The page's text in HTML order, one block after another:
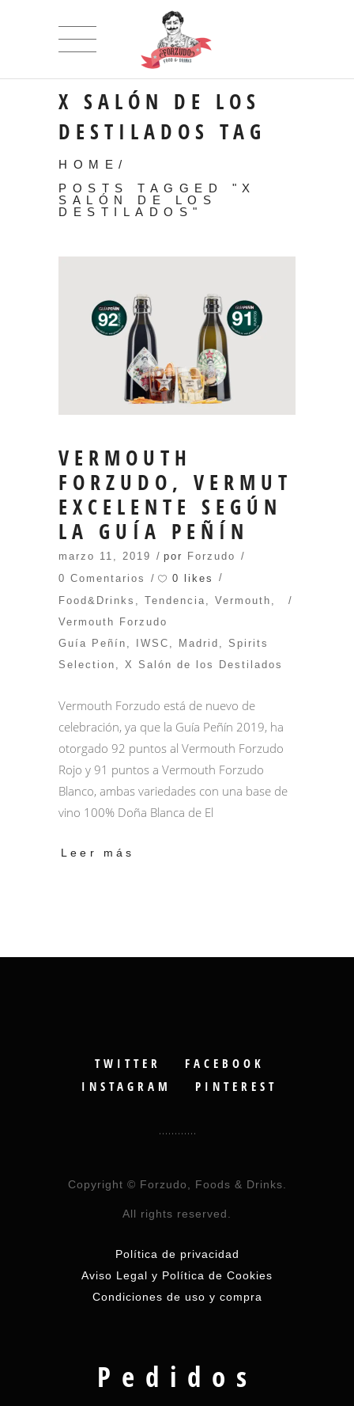
X SALÓN DE LOS
DESTILADOS TAG
HOME /
POSTS TAGGED "X
SALÓN DE LOS
DESTILADOS"
VERMOUTH
FORZUDO, VERMUT
EXCELENTE SEGÚN
LA GUÍA PEÑÍN
marzo 11, 2019 por Forzudo
0 Comentarios
0 likes
Food&Drinks
Tendencia Vermouth
Vermouth Forzudo
Guía Peñín
IWSC Madrid
Spirits
Selection
X Salón de los Destilados
Vermouth Forzudo está de nuevo de
celebración, ya que la Guía Peñín 2019, ha
otorgado 92 puntos al Vermouth Forzudo
Rojo y 91 puntos a Vermouth Forzudo
Blanco, ambas variedades con una base de
vino 100% Doña Blanca de El
Leer más
TWITTER
FACEBOOK
INSTAGRAM
PINTEREST
Copyright © Forzudo, Foods & Drinks.
All rights reserved.
Política de privacidad
Aviso Legal y Política de Cookies
Condiciones de uso y compra
Pedidos